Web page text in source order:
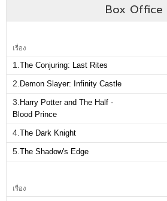
Box Office
เรื่อง
1. The Conjuring: Last Rites
2. Demon Slayer: Infinity Castle
3. Harry Potter and The Half -
Blood Prince
4. The Dark Knight
5. The Shadow's Edge
เรื่อง